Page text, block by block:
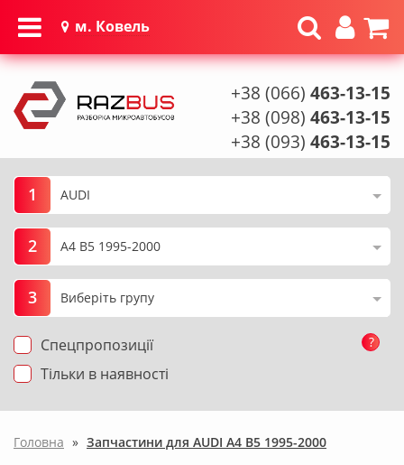
м. Ковель
+38 (066) 463-13-15
+38 (098) 463-13-15
+38 (093) 463-13-15
1
2
3
Спецпропозиції
Тільки в наявності
?
Головна » Запчастини для AUDI A4 B5 1995-2000